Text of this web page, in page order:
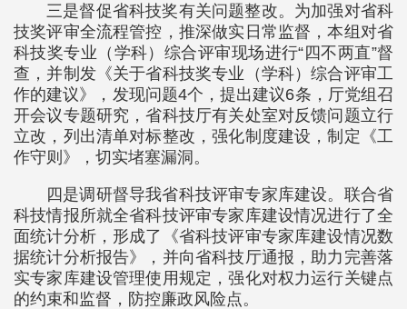
三是督促省科技奖有关问题整改。为加强对省科
技奖评审全流程管控，推深做实日常监督，本组对省
科技奖专业（学科）综合评审现场进行“四不两直”督
查，并制发《关于省科技奖专业（学科）综合评审工
作的建议》，发现问题4个，提出建议6条，厅党组召
开会议专题研究，省科技厅有关处室对反馈问题立行
立改，列出清单对标整改，强化制度建设，制定《工
作守则》，切实堵塞漏洞。
四是调研督导我省科技评审专家库建设。联合省
科技情报所就全省科技评审专家库建设情况进行了全
面统计分析，形成了《省科技评审专家库建设情况数
据统计分析报告》，并向省科技厅通报，助力完善落
实专家库建设管理使用规定，强化对权力运行关键点
的约束和监督，防控廉政风险点。